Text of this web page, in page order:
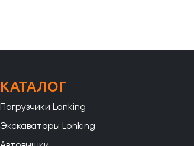
КАТАЛОГ
Погрузчики Lonking
Экскаваторы Lonking